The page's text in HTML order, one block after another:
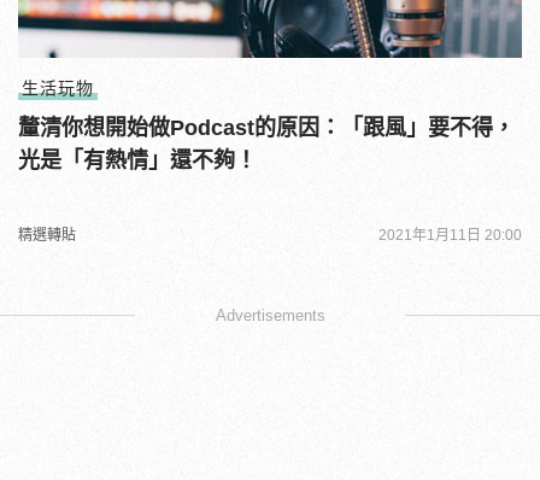
生活玩物
釐清你想開始做Podcast的原因：「跟風」要不得，
光是「有熱情」還不夠！
精選轉貼 2021年1月11日 20:00
Advertisements